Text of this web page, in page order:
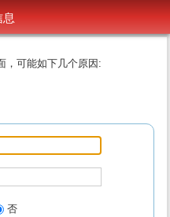
，可能如下几个原因:
否